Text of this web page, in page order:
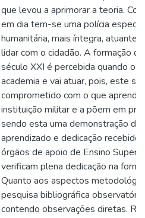
que levou a aprimorar a teoria.
em dia tem-se uma polícia
humanitária, mais íntegra, atuante
lidar com o cidadão. A formação
século XXI é percebida quando o
academia e vai atuar, pois, este
comprometido com o que
instituição militar e a põem em
sendo esta uma demonstração
aprendizado e dedicação
órgãos de apoio de Ensino
verificam plena dedicação na
Quanto aos aspectos
pesquisa bibliográfica
contendo observações diretas.